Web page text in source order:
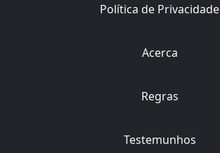
Política de Privacidade
Acerca
Regras
Testemunhos